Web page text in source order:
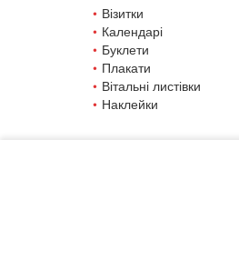
Візитки
Календарі
Буклети
Плакати
Вітальні листівки
Наклейки